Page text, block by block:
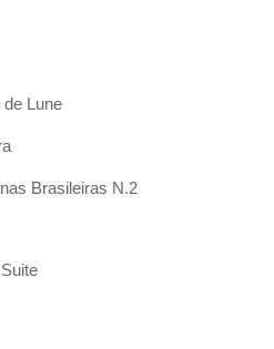
Lune
Brasileiras N.2